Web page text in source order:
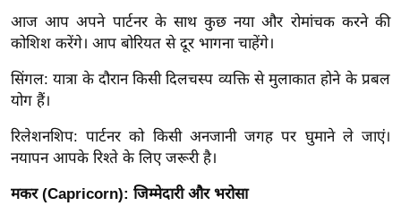
इ
ल
टे
क्नॉ
लॉ
जी
टी
आज आप अपने पार्टनर के साथ कुछ नया और रोमांचक करने की
कोशिश करेंगे। आप बोरियत से दूर भागना चाहेंगे।
सिंगल: यात्रा के दौरान किसी दिलचस्प व्यक्ति से मुलाकात होने के प्रबल
योग हैं।
रिलेशनशिप: पार्टनर को किसी अनजानी जगह पर घुमाने ले जाएं।
नयापन आपके रिश्ते के लिए जरूरी है।
मकर (Capricorn): जिम्मेदारी और भरोसा